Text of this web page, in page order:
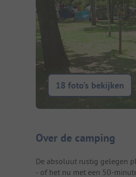
18 foto’s bekijken
Camping
Over de camping
De absoluut rustig gelegen
- of het nu met een 50-